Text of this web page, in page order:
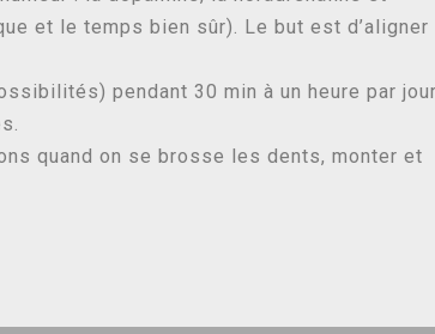
et le temps bien sûr). Le but est d’aligner
pendant 30 min à un heure par jour
quand on se brosse les dents, monter et